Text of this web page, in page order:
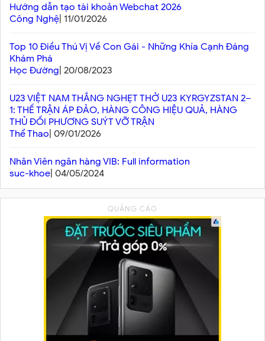
Hướng dẫn tạo tài khoản Webchat 2026
Công Nghệ | 11/01/2026
Top 10 Điều Thú Vị Về Con Gái - Những Khía Cạnh Đáng
Khám Phá
Học Đường | 20/08/2023
U23 VIỆT NAM THẮNG NGHẸT THỞ U23 KYRGYZSTAN 2–
1: THẾ TRẬN ÁP ĐẢO, HÀNG CÔNG HIỆU QUẢ, HÀNG
THỦ ĐỐI PHƯƠNG SUÝT VỠ TRẬN
Thể Thao | 09/01/2026
Nhân Viên ngân hàng VIB: Full information
suc-khoe | 04/05/2024